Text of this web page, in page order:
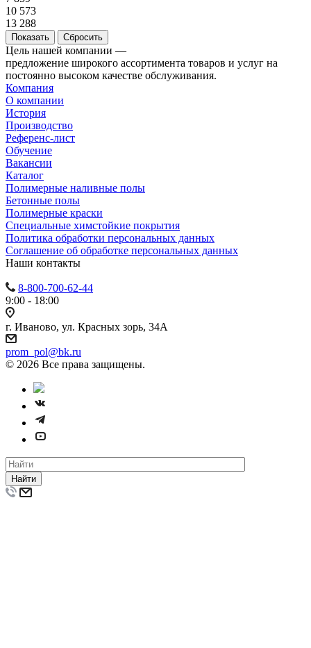
10 573
13 288
Сбросить
Цель нашей компании —
предложение широкого ассортимента товаров и услуг на
постоянно высоком качестве обслуживания.
Компания
О компании
История
Производство
Референс-лист
Обучение
Вакансии
Каталог
Полимерные наливные полы
Бетонные полы
Полимерные краски
Специальные химстойкие покрытия
Политика обработки персональных данных
Cоглашение об обработке персональных данных
Наши контакты
8-800-700-62-44
9:00 - 18:00
г. Иваново, ул. Красных зорь, 34А
prom_pol@bk.ru
© 2026 Все права защищены.
Найти